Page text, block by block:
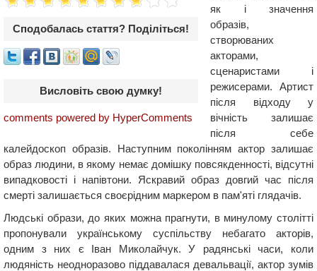
Сподобалась стаття? Поділіться!
Висловіть свою думку!
comments powered by HyperComments
як і значення
образів,
створюваних
акторами,
сценаристами і
режисерами. Артист
після відходу у
вічність залишає
після себе
калейдоскоп образів. Наступним поколінням актор залишає
образ людини, в якому немає домішку повсякденності, відсутні
випадковості і напівтони. Яскравий образ довгий час після
смерті залишається своєрідним маркером в пам'яті глядачів.
Людські образи, до яких можна прагнути, в минулому столітті
пропонували українському суспільству небагато акторів,
одним з них є Іван Миколайчук. У радянські часи, коли
людяність неодноразово піддавалася девальвації, актор зумів